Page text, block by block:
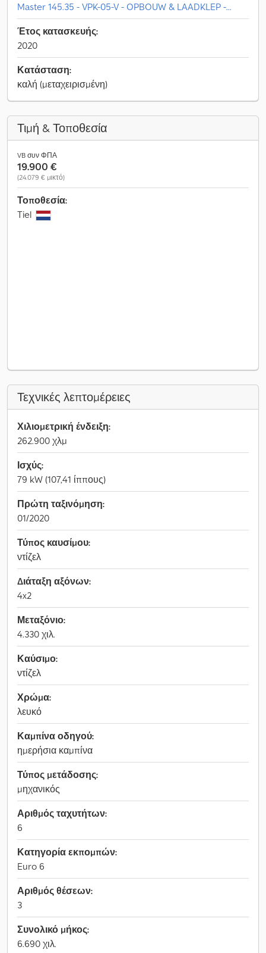
Master 145.35 - VPK-05-V - OPBOUW & LAADKLEP -...
Έτος κατασκευής:
2020
Κατάσταση:
καλή (μεταχειρισμένη)
Τιμή & Τοποθεσία
VB συν ΦΠΑ
19.900 €
(24.079 € μικτό)
Τοποθεσία:
Tiel
Τεχνικές λεπτομέρειες
Χιλιομετρική ένδειξη:
262.900 χλμ
Ισχύς:
79 kW (107,41 ίππους)
Πρώτη ταξινόμηση:
01/2020
Τύπος καυσίμου:
ντίζελ
Διάταξη αξόνων:
4x2
Μεταξόνιο:
4.330 χιλ.
Καύσιμο:
ντίζελ
Χρώμα:
λευκό
Καμπίνα οδηγού:
ημερήσια καμπίνα
Τύπος μετάδοσης:
μηχανικός
Αριθμός ταχυτήτων:
6
Κατηγορία εκπομπών:
Euro 6
Αριθμός θέσεων:
3
Συνολικό μήκος:
6.690 χιλ.